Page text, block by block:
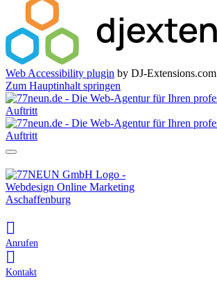
Web Accessibility plugin by DJ-Extensions.com
Zum Hauptinhalt springen
Anrufen
Kontakt